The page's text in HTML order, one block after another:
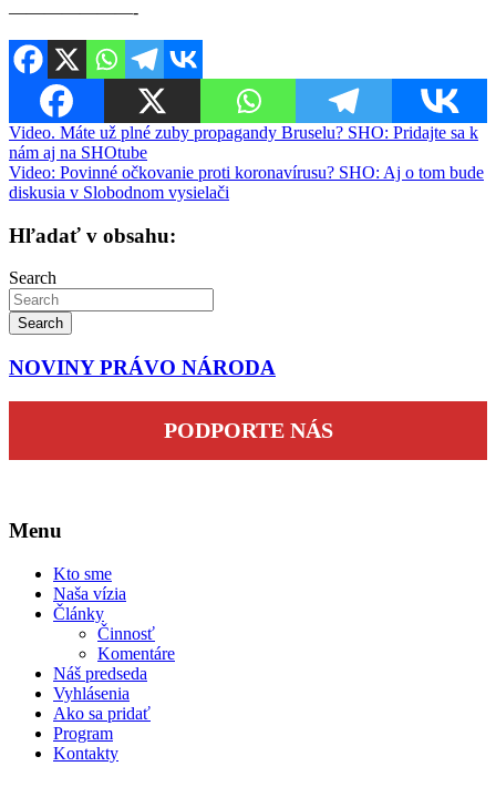
———————-
Navigácia
v
článku
Video. Máte už plné zuby propagandy Bruselu? SHO: Pridajte sa k
nám aj na SHOtube
Video: Povinné očkovanie proti koronavírusu? SHO: Aj o tom bude
diskusia v Slobodnom vysielači
Hľadať v obsahu:
Search
Search
NOVINY PRÁVO NÁRODA
PODPORTE NÁS
Menu
Kto sme
Naša vízia
Články
Činnosť
Komentáre
Náš predseda
Vyhlásenia
Ako sa pridať
Program
Kontakty